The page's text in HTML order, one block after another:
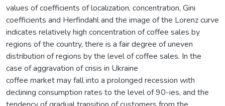
values of coefficients of localization, concentration, Gini
coefficients and Herfindahl and the image of the Lorenz curve
indicates relatively high concentration of coffee sales by
regions of the country, there is a fair degree of uneven
distribution of regions by the level of coffee sales. In the
case of aggravation of crisis in Ukraine
coffee market may fall into a prolonged recession with
declining consumption rates to the level of 90-ies, and the